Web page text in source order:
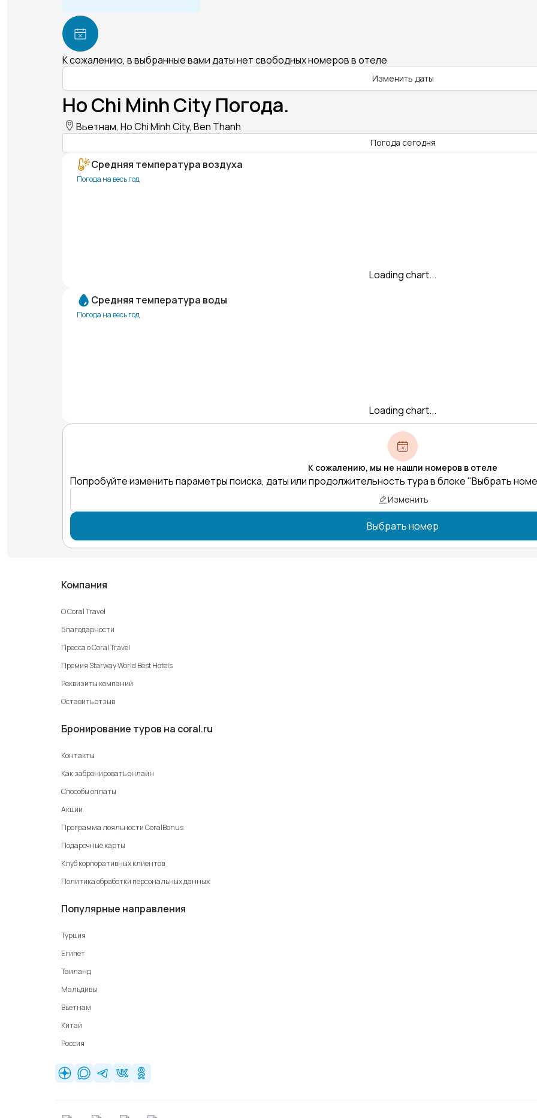
К сожалению, в выбранные вами даты нет свободных номеров в отеле
Изменить даты
Ho Chi Minh City Погода.
Вьетнам, Ho Chi Minh City, Ben Thanh
Погода сегодня
Средняя температура воздуха
Погода на весь год
Loading chart...
Средняя температура воды
Погода на весь год
Loading chart...
К сожалению, мы не нашли номеров в отеле
Попробуйте изменить параметры поиска, даты или продолжительность тура в блоке "Выбрать
Изменить
Выбрать номер
Компания
О Coral Travel
Благодарности
Пресса о Coral Travel
Премия Starway World Best Hotels
Реквизиты компаний
Оставить отзыв
Бронирование туров на coral.ru
Контакты
Как забронировать онлайн
Способы оплаты
Акции
Программа лояльности CoralBonus
Подарочные карты
Клуб корпоративных клиентов
Политика обработки персональных данных
Популярные направления
Турция
Египет
Таиланд
Мальдивы
Вьетнам
Китай
Россия